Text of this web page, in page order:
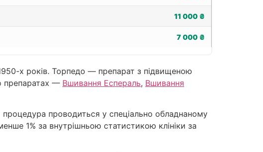
11 000 ₴
7 000 ₴
х років. Торпедо — препарат з підвищеною
препаратах — Вшивання Еспераль, Вшивання
процедура проводиться у спеціально обладнаному
1% за внутрішньою статистикою клініки за